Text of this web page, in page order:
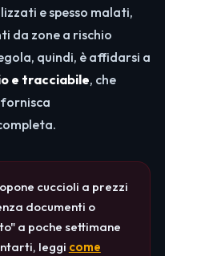
e spesso malati,
da zone a rischio
quindi, è affidarsi a
e tracciabile, che
cuccioli a prezzi
documenti o
a poche settimane
leggi come